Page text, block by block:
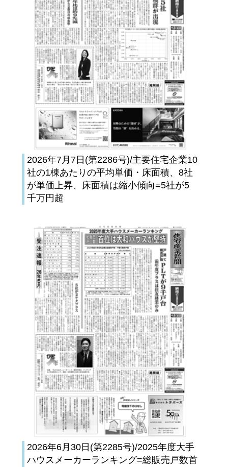
2026年7月7日(第2286号)/主要住宅企業10
社の1棟あたりの平均単価・床面積、8社
が単価上昇、床面積は縮小傾向=5社が5
千万円超
2026年6月30日(第2285号)/2025年度大手
ハウスメーカーランキング=総販売戸数首